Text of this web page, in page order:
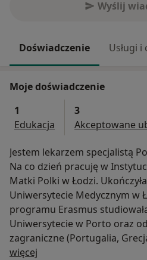
Wyślij
Doświadczenie Usługi i
Moje doświadczenie
1
Edukacja
3
Akceptowane
Jestem lekarzem specjalistą
Na co dzień pracuję w
Matki Polki w Łodzi.
Uniwersytecie Medycznym w
programu Erasmus
Uniwersytecie w Porto oraz
zagraniczne (Portugalia,
konsultacji
więcej